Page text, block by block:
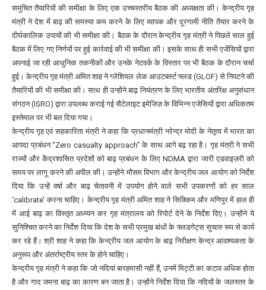
समुचित तैयारियों की समीक्षा के लिए एक उच्चस्तरीय बैठक की अध्यक्षता की। केन्द्रीय गृह
मंत्री ने देश में बाढ़ की समस्या कम करने के लिए व्यापक और दूरगामी नीति तैयार करने के
दीर्घकालिक उपायों की भी समीक्षा की। बैठक के दौरान केन्द्रीय गृह मंत्री ने पिछले साल हुई
बैठक में लिए गए निर्णयों पर हुई कार्रवाई की भी समीक्षा की। इसके साथ ही सभी एजेंसियों द्वारा
अपनाई जा रही आधुनिक तकनीकों और उनके नेटवर्क के विस्तार पर भी बैठक के दौरान चर्चा
हुई। केन्द्रीय गृह मंत्री अमित शाह ने ग्लेशियल लेक आउटबर्स्ट फ्लड (GLOF) से निपटने की
तैयारियों की भी समीक्षा की। साथ ही उन्होंने बाढ़ नियंत्रण के लिए भारतीय अंतरिक्ष अनुसंधान
संगठन (ISRO) द्वारा उपलब्ध कराई गई सैटेलाइट इमेजिज़ के विभिन्न एजेसियों द्वारा अधिकतम
इस्तेमाल पर भी बल दिया गया।
केन्द्रीय गृह एवं सहकारिता मंत्री ने कहा कि प्रधानमंत्री नरेन्द्र मोदी के नेतृत्व में भारत का
आपदा प्रबंधन “Zero casualty approach” के साथ आगे बढ़ रहा है। गृह मंत्री ने सभी
राज्यों और केंद्रशासित प्रदेशों को बाढ़ प्रबंधन के लिए NDMA द्वारा जारी एडवाइज़री को
समय पर लागू करने की अपील की। उन्होंने मौसम विभाग और केन्द्रीय जल आयोग को निर्देश
दिया कि उन्हें वर्षा और बाढ़ चेतावनी में उपयोग होने वाले सभी उपकरणों को हर साल
‘calibrate’ करना चाहिए। केन्द्रीय गृह मंत्री अमित शाह ने सिक्किम और मणिपुर में हाल ही
में आई बाढ़ का विस्तृत अध्य्यन कर गृह मंत्रालय को रिपोर्ट देने के निर्देश दिए। उन्होंने ये
सुनिश्चित करने का निर्देश दिया कि देश के सभी प्रमुख बांधों के फ्लडगेट्स सुचारु रूप से कार्य
कर रहे हैं। श्री शाह ने कहा कि केन्द्रीय जल आयोग के बाढ़ निरीक्षण केन्द्र आवश्यकता के
अनुरूप और अंतर्राष्ट्रीय स्तर के होने चाहिए।
केन्द्रीय गृह मंत्री ने कहा कि जो नदियां बारहमासी नहीं हैं, उनमें मिट्टी का कटाव अधिक होता
है और गाद जमना बाढ़ का कारण बन जाता है। उन्होंने निर्देश दिया कि नदियों के जलस्तर के